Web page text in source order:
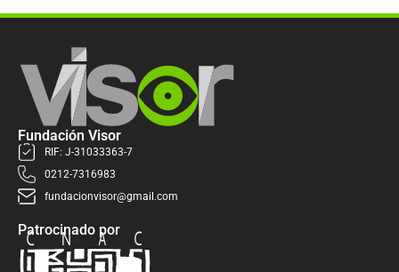
Fundación Visor
RIF: J-31033363-7
0212-7316983
fundacionvisor@gmail.com
Patrocinado por